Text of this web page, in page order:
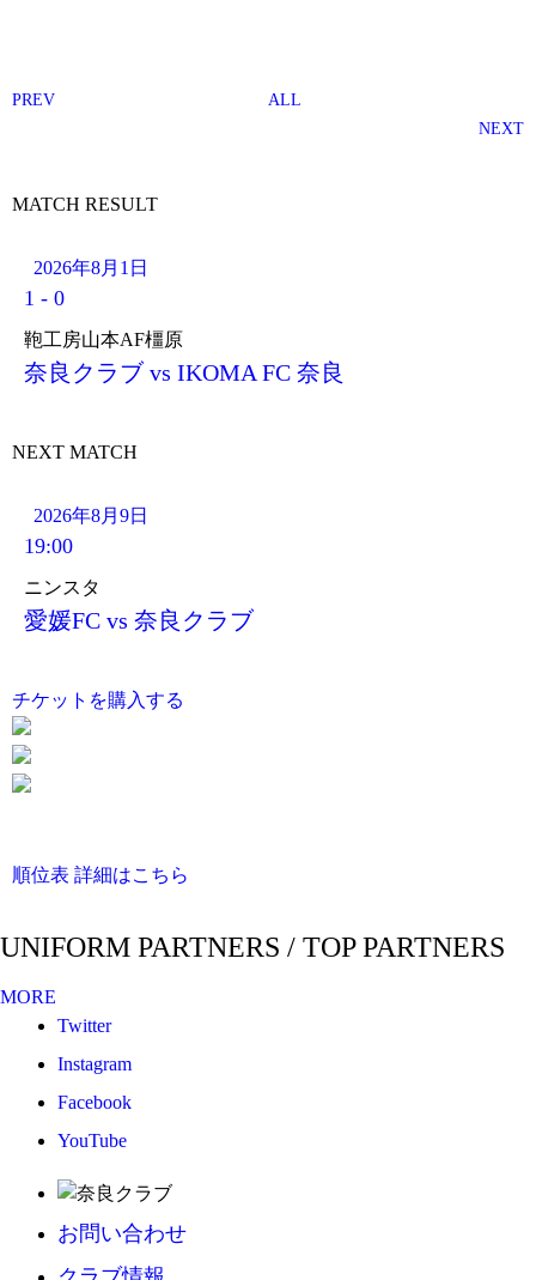
PREV
ALL
NEXT
MATCH RESULT
2026年8月1日
1 - 0
鞄工房山本AF橿原
奈良クラブ vs IKOMA FC 奈良
NEXT MATCH
2026年8月9日
19:00
ニンスタ
愛媛FC vs 奈良クラブ
チケットを購入する
順位表 詳細はこちら
UNIFORM PARTNERS / TOP PARTNERS
MORE
Twitter
Instagram
Facebook
YouTube
お問い合わせ